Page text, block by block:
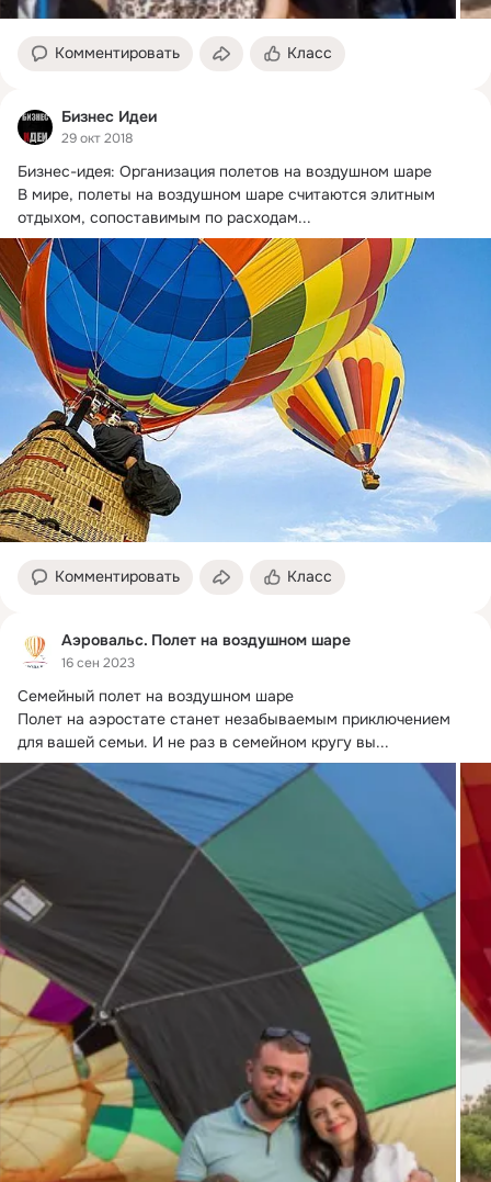
Комментировать Класс
Бизнес Идеи
29 окт 2018
Бизнес-идея: Организация полетов на воздушном шаре
В мире, полеты на воздушном шаре считаются элитным
отдыхом, сопоставимым по расходам...
Комментировать Класс
Аэровальс. Полет на воздушном шаре
16 сен 2023
Семейный полет на воздушном шаре
Полет на аэростате станет незабываемым приключением
для вашей семьи. И не раз в семейном кругу вы...